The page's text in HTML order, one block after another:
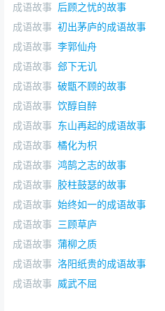
成语故事 后顾之忧的故事
成语故事 初出茅庐的成语故事
成语故事 李郭仙舟
成语故事 郐下无讥
成语故事 破甑不顾的故事
成语故事 饮醇自醉
成语故事 东山再起的成语故事
成语故事 橘化为枳
成语故事 鸿鹄之志的故事
成语故事 胶柱鼓瑟的故事
成语故事 始终如一的成语故事
成语故事 三顾草庐
成语故事 蒲柳之质
成语故事 洛阳纸贵的成语故事
成语故事 威武不屈